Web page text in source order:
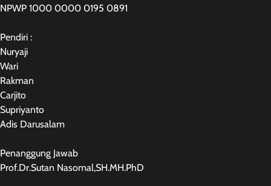
NPWP 1000 0000 0195 0891
Pendiri :
Nuryaji
Wari
Rakman
Carjito
Supriyanto
Adis Darusalam
Penanggung Jawab
Prof.Dr.Sutan Nasomal,SH.MH.PhD